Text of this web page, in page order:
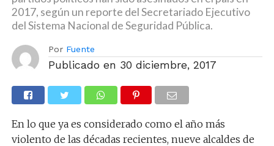
2017, según un reporte del Secretariado Ejecutivo
del Sistema Nacional de Seguridad Pública.
Por Fuente
Publicado en 30 diciembre, 2017
En lo que ya es considerado como el año más
violento de las décadas recientes, nueve alcaldes de